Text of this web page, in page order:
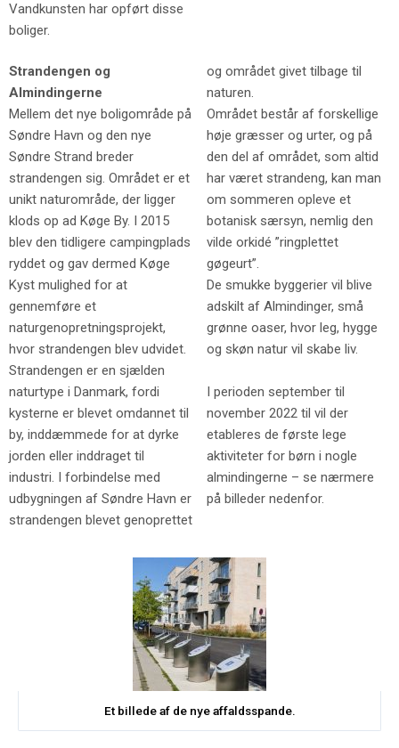
Vandkunsten har opført disse
boliger.
Strandengen og
Almindingerne
Mellem det nye boligområde på
Søndre Havn og den nye
Søndre Strand breder
strandengen sig. Området er et
unikt naturområde, der ligger
klods op ad Køge By. I 2015
blev den tidligere campingplads
ryddet og gav dermed Køge
Kyst mulighed for at
gennemføre et
naturgenopretningsprojekt,
hvor strandengen blev udvidet.
Strandengen er en sjælden
naturtype i Danmark, fordi
kysterne er blevet omdannet til
by, inddæmmede for at dyrke
jorden eller inddraget til
industri. I forbindelse med
udbygningen af Søndre Havn er
strandengen blevet genoprettet
og området givet tilbage til
naturen.
Området består af forskellige
høje græsser og urter, og på
den del af området, som altid
har været strandeng, kan man
om sommeren opleve et
botanisk særsyn, nemlig den
vilde orkidé ”ringplettet
gøgeurt”.
De smukke byggerier vil blive
adskilt af Almindinger, små
grønne oaser, hvor leg, hygge
og skøn natur vil skabe liv.
I perioden september til
november 2022 til vil der
etableres de første lege
aktiviteter for børn i nogle
almindingerne – se nærmere
på billeder nedenfor.
Et billede af de nye affaldsspande.